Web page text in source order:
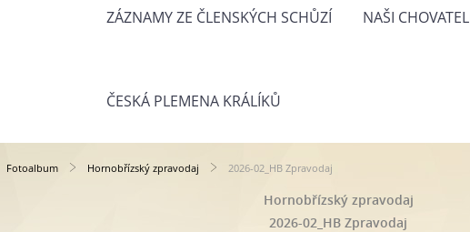
ZÁZNAMY ZE ČLENSKÝCH SCHŮZÍ NAŠI
ČESKÁ PLEMENA KRÁLÍKŮ
Fotoalbum Hornobřízský zpravodaj 2026-02_HB Zpravodaj
Hornobřízský zpravodaj
2026-02_HB Zpravodaj